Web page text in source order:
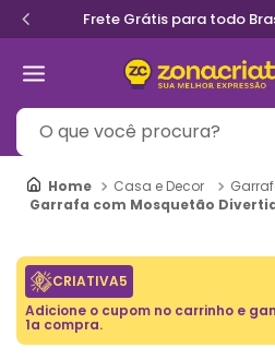
Frete Grátis para todo
O que você procura?
Casa e Decor
Garrafa com Mosquetão
CRIATIVA5
Adicione o cupom no carrinho e
1a compra.